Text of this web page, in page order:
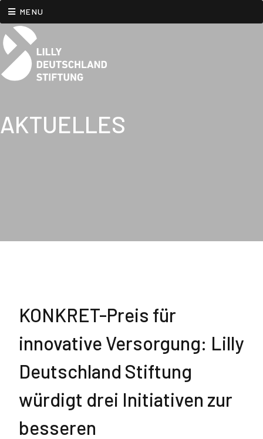
MENU
AKTUELLES
KONKRET-Preis für
innovative Versorgung: Lilly
Deutschland Stiftung
würdigt drei Initiativen zur
besseren